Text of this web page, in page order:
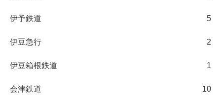
伊予鉄道 5
伊豆急行 2
伊豆箱根鉄道 1
会津鉄道 10